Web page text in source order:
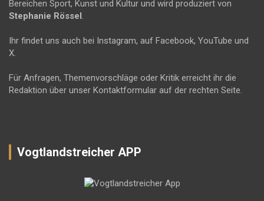
Bereichen Sport, Kunst und Kultur und wird produziert von
Stephanie Rössel.
Ihr findet uns auch bei Instagram, auf Facebook, YouTube und
X.
Für Anfragen, Themenvorschläge oder Kritik erreicht ihr die
Redaktion über unser Kontaktformular auf der rechten Seite.
Vogtlandstreicher APP